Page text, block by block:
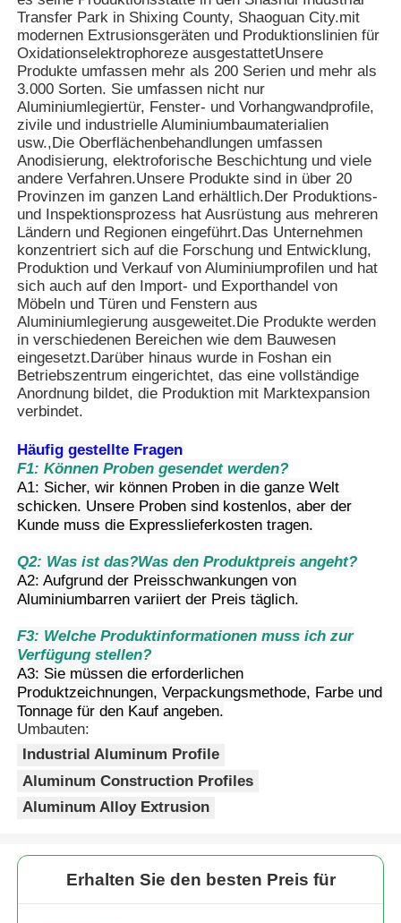
Werksbesichtigung
Qualitätskontrolle
Kontaktieren Sie uns
Neuigkeiten
Angebot anfordern
Extrusionsaluminiumprofile
Aluminium Küchenprofile
Aluminiumfenster-Profile
Aluminium-Türprofile
Industriealuminium-Extrusion
Flügelfensterprofile
Fassadenprofile
Poliertes Aluminiumprofil
Vorteile
Verbindungsteile schnell in
verschiedene Strukturen
zusammengebaut werden
können.und es ist auch sehr
praktisch, sie zu modifizieren
oder zu demontieren später.
3Die Oberfläche von
Aluminiumprofilen wird in der
Regel mit Oxidation behandelt,
wodurch sie rostfest und
langlebig wird.sie für Szenarien
wie automatisierte Geräte und
Arbeitsbänke geeignet machen.
4Die Kosten für den
Großverkauf von in einer
standardisierten Weise
hergestellten Aluminiumprofilen
sind gering, und auch die
Kosten für die spätere Wartung
und den Ersatz von Teilen sind
nicht hoch.
Transfer Park in Shixing County, Shaoguan City.mit
modernen Extrusionsgeräten und Produktionslinien für
Oxidationselektrophoreze ausgestattetUnsere
Produkte umfassen mehr als 200 Serien und mehr als
3.000 Sorten. Sie umfassen nicht nur
Aluminiumlegiertür, Fenster- und Vorhangwandprofile,
zivile und industrielle Aluminiumbaumaterialien
usw.,Die Oberflächenbehandlungen umfassen
Anodisierung, elektroforische Beschichtung und viele
andere Verfahren.Unsere Produkte sind in über 20
Provinzen im ganzen Land erhältlich.Der Produktions-
und Inspektionsprozess hat Ausrüstung aus mehreren
Ländern und Regionen eingeführt.Das Unternehmen
konzentriert sich auf die Forschung und Entwicklung,
Produktion und Verkauf von Aluminiumprofilen und hat
sich auch auf den Import- und Exporthandel von
Möbeln und Türen und Fenstern aus
Aluminiumlegierung ausgeweitet.Die Produkte werden
in verschiedenen Bereichen wie dem Bauwesen
eingesetzt.Darüber hinaus wurde in Foshan ein
Betriebszentrum eingerichtet, das eine vollständige
Anordnung bildet, die Produktion mit Marktexpansion
verbindet.
Häufig gestellte Fragen
F1: Können Proben gesendet werden?
A1: Sicher, wir können Proben in die ganze Welt
schicken. Unsere Proben sind kostenlos, aber der
Kunde muss die Expresslieferkosten tragen.
Q2: Was ist das?Was den Produktpreis angeht?
A2: Aufgrund der Preisschwankungen von
Aluminiumbarren variiert der Preis täglich.
F3: Welche Produktinformationen muss ich zur
Verfügung stellen?
A3: Sie müssen die erforderlichen
Produktzeichnungen, Verpackungsmethode, Farbe und
Tonnage für den Kauf angeben.
Umbauten:
Industrial Aluminum Profile
Aluminum Construction Profiles
Aluminum Alloy Extrusion
Erhalten Sie den besten Preis für